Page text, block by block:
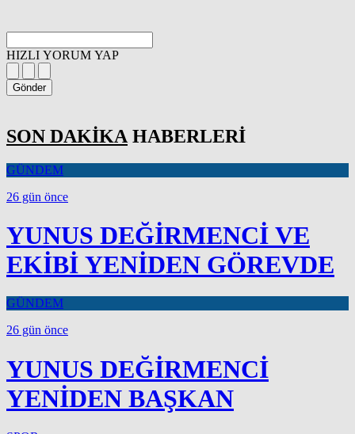
HIZLI YORUM YAP
Gönder
SON DAKİKA HABERLERİ
GÜNDEM
26 gün önce
YUNUS DEĞİRMENCİ VE
EKİBİ YENİDEN GÖREVDE
GÜNDEM
26 gün önce
YUNUS DEĞİRMENCİ
YENİDEN BAŞKAN